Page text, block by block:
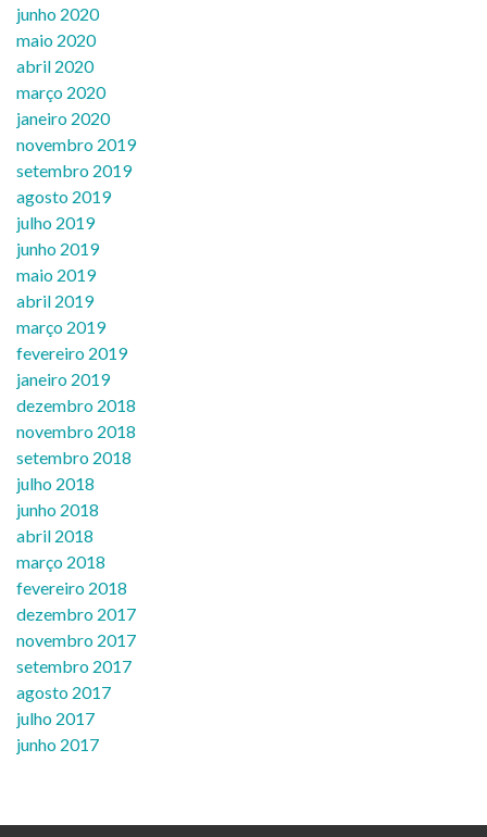
junho 2020
maio 2020
abril 2020
março 2020
janeiro 2020
novembro 2019
setembro 2019
agosto 2019
julho 2019
junho 2019
maio 2019
abril 2019
março 2019
fevereiro 2019
janeiro 2019
dezembro 2018
novembro 2018
setembro 2018
julho 2018
junho 2018
abril 2018
março 2018
fevereiro 2018
dezembro 2017
novembro 2017
setembro 2017
agosto 2017
julho 2017
junho 2017